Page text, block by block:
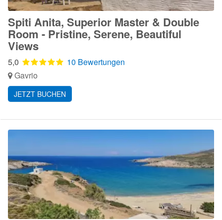
Spiti Anita, Superior Master & Double
Room - Pristine, Serene, Beautiful
Views
5,0
10 Bewertungen
Gavrio
JETZT BUCHEN